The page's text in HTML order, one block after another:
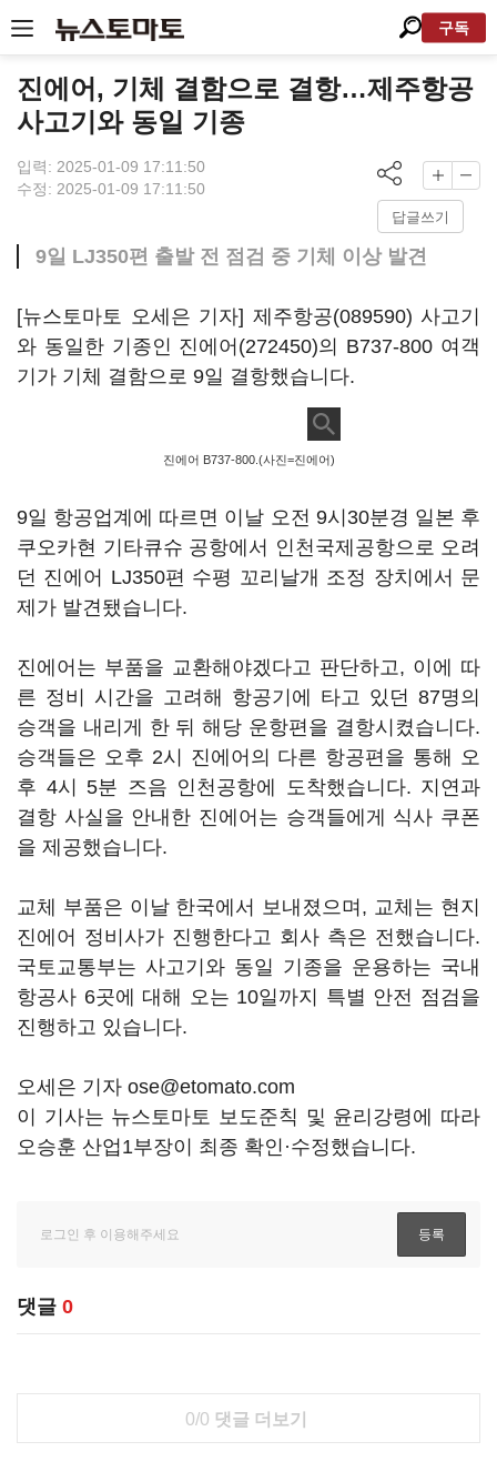
구독
진에어, 기체 결함으로 결항…제주항공
사고기와 동일 기종
입력: 2025-01-09 17:11:50
수정: 2025-01-09 17:11:50
답글쓰기
9일 LJ350편 출발 전 점검 중 기체 이상 발견
[뉴스토마토 오세은 기자] 제주항공(089590) 사고기
와 동일한 기종인 진에어(272450)의 B737-800 여객
기가 기체 결함으로 9일 결항했습니다.
진에어 B737-800.(사진=진에어)
9일 항공업계에 따르면 이날 오전 9시30분경 일본 후
쿠오카현 기타큐슈 공항에서 인천국제공항으로 오려
던 진에어 LJ350편 수평 꼬리날개 조정 장치에서 문
제가 발견됐습니다.
진에어는 부품을 교환해야겠다고 판단하고, 이에 따
른 정비 시간을 고려해 항공기에 타고 있던 87명의
승객을 내리게 한 뒤 해당 운항편을 결항시켰습니다.
승객들은 오후 2시 진에어의 다른 항공편을 통해 오
후 4시 5분 즈음 인천공항에 도착했습니다. 지연과
결항 사실을 안내한 진에어는 승객들에게 식사 쿠폰
을 제공했습니다.
교체 부품은 이날 한국에서 보내졌으며, 교체는 현지
진에어 정비사가 진행한다고 회사 측은 전했습니다.
국토교통부는 사고기와 동일 기종을 운용하는 국내
항공사 6곳에 대해 오는 10일까지 특별 안전 점검을
진행하고 있습니다.
오세은 기자 ose@etomato.com
이 기사는 뉴스토마토 보도준칙 및 윤리강령에 따라
오승훈 산업1부장이 최종 확인·수정했습니다.
댓글 0
0/0 댓글 더보기